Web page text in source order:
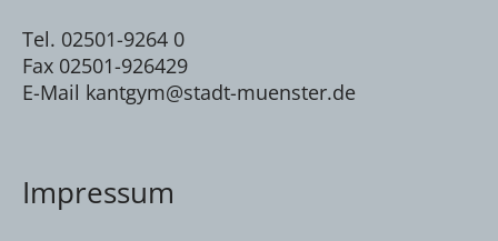
Tel. 02501-9264 0
Fax 02501-926429
E-Mail kantgym@stadt-muenster.de
Impressum